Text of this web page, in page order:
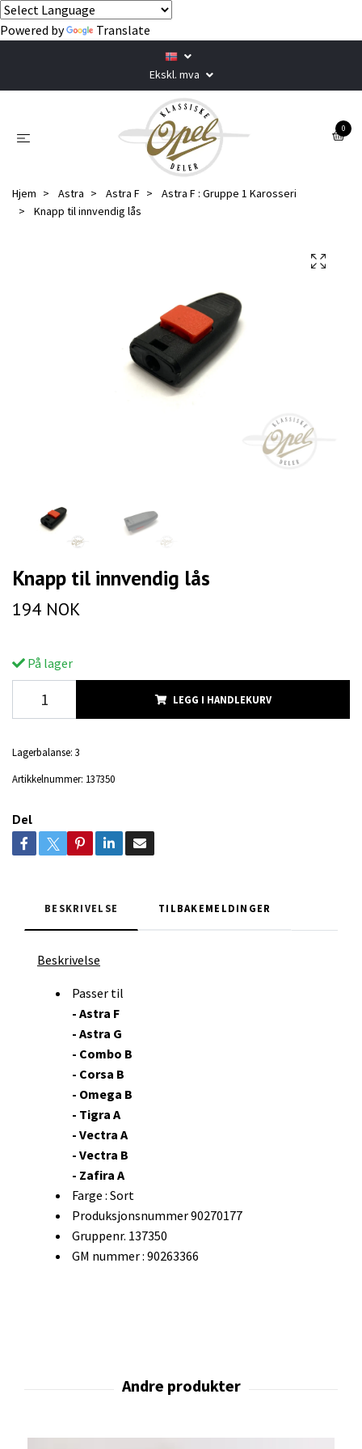
Powered by Translate
Ekskl. mva
0
Hjem Astra Astra F
Astra F : Gruppe 1 Karosseri
Knapp til innvendig lås
Knapp til innvendig lås
194 NOK
På lager
LEGG I HANDLEKURV
Lagerbalanse: 3
Artikkelnummer: 137350
Del
BESKRIVELSE TILBAKEMELDINGER
Beskrivelse
Passer til
- Astra F
- Astra G
- Combo B
- Corsa B
- Omega B
- Tigra A
- Vectra A
- Vectra B
- Zafira A
Farge : Sort
Produksjonsnummer 90270177
Gruppenr. 137350
GM nummer : 90263366